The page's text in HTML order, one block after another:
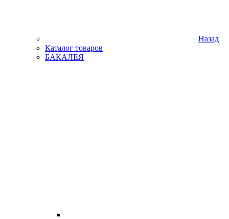
Назад
Каталог товаров
БАКАЛЕЯ